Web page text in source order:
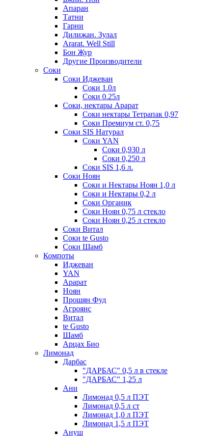
Апаран
Татни
Гарни
Дилижан. Зулал
Ararat. Well Still
Бон Жур
Другие Производители
Соки
Соки Иджеван
Соки 1.0л
Соки 0.25л
Соки, нектары Арарат
Соки нектары Тетрапак 0,97
Соки Премиум ст. 0,75
Соки SIS Натурал
Соки YAN
Соки 0,930 л
Соки 0,250 л
Соки SIS 1,6 л.
Соки Ноян
Соки и Нектары Ноян 1,0 л
Соки и Нектары 0,2 л
Соки Органик
Соки Ноян 0,75 л стекло
Соки Ноян 0,25 л стекло
Соки Витал
Соки te Gusto
Соки Шамб
Компоты
Иджеван
YAN
Арарат
Ноян
Прошян Фуд
Агроянс
Витал
te Gusto
Шамб
Арцах Био
Лимонад
Дарбас
"ДАРБАС" 0,5 л в стекле
"ДАРБАС" 1,25 л
Ани
Лимонад 0,5 л ПЭТ
Лимонад 0,5 л ст
Лимонад 1,0 л ПЭТ
Лимонад 1,5 л ПЭТ
Ануш